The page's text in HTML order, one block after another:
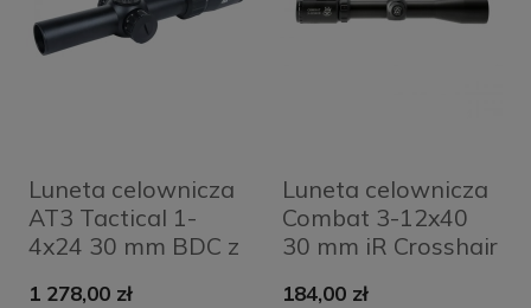
Luneta celownicza
AT3 Tactical 1-
4x24 30 mm BDC z
1 278,00 zł
Luneta celownicza
Combat 3-12x40
30 mm iR Crosshair
184,00 zł